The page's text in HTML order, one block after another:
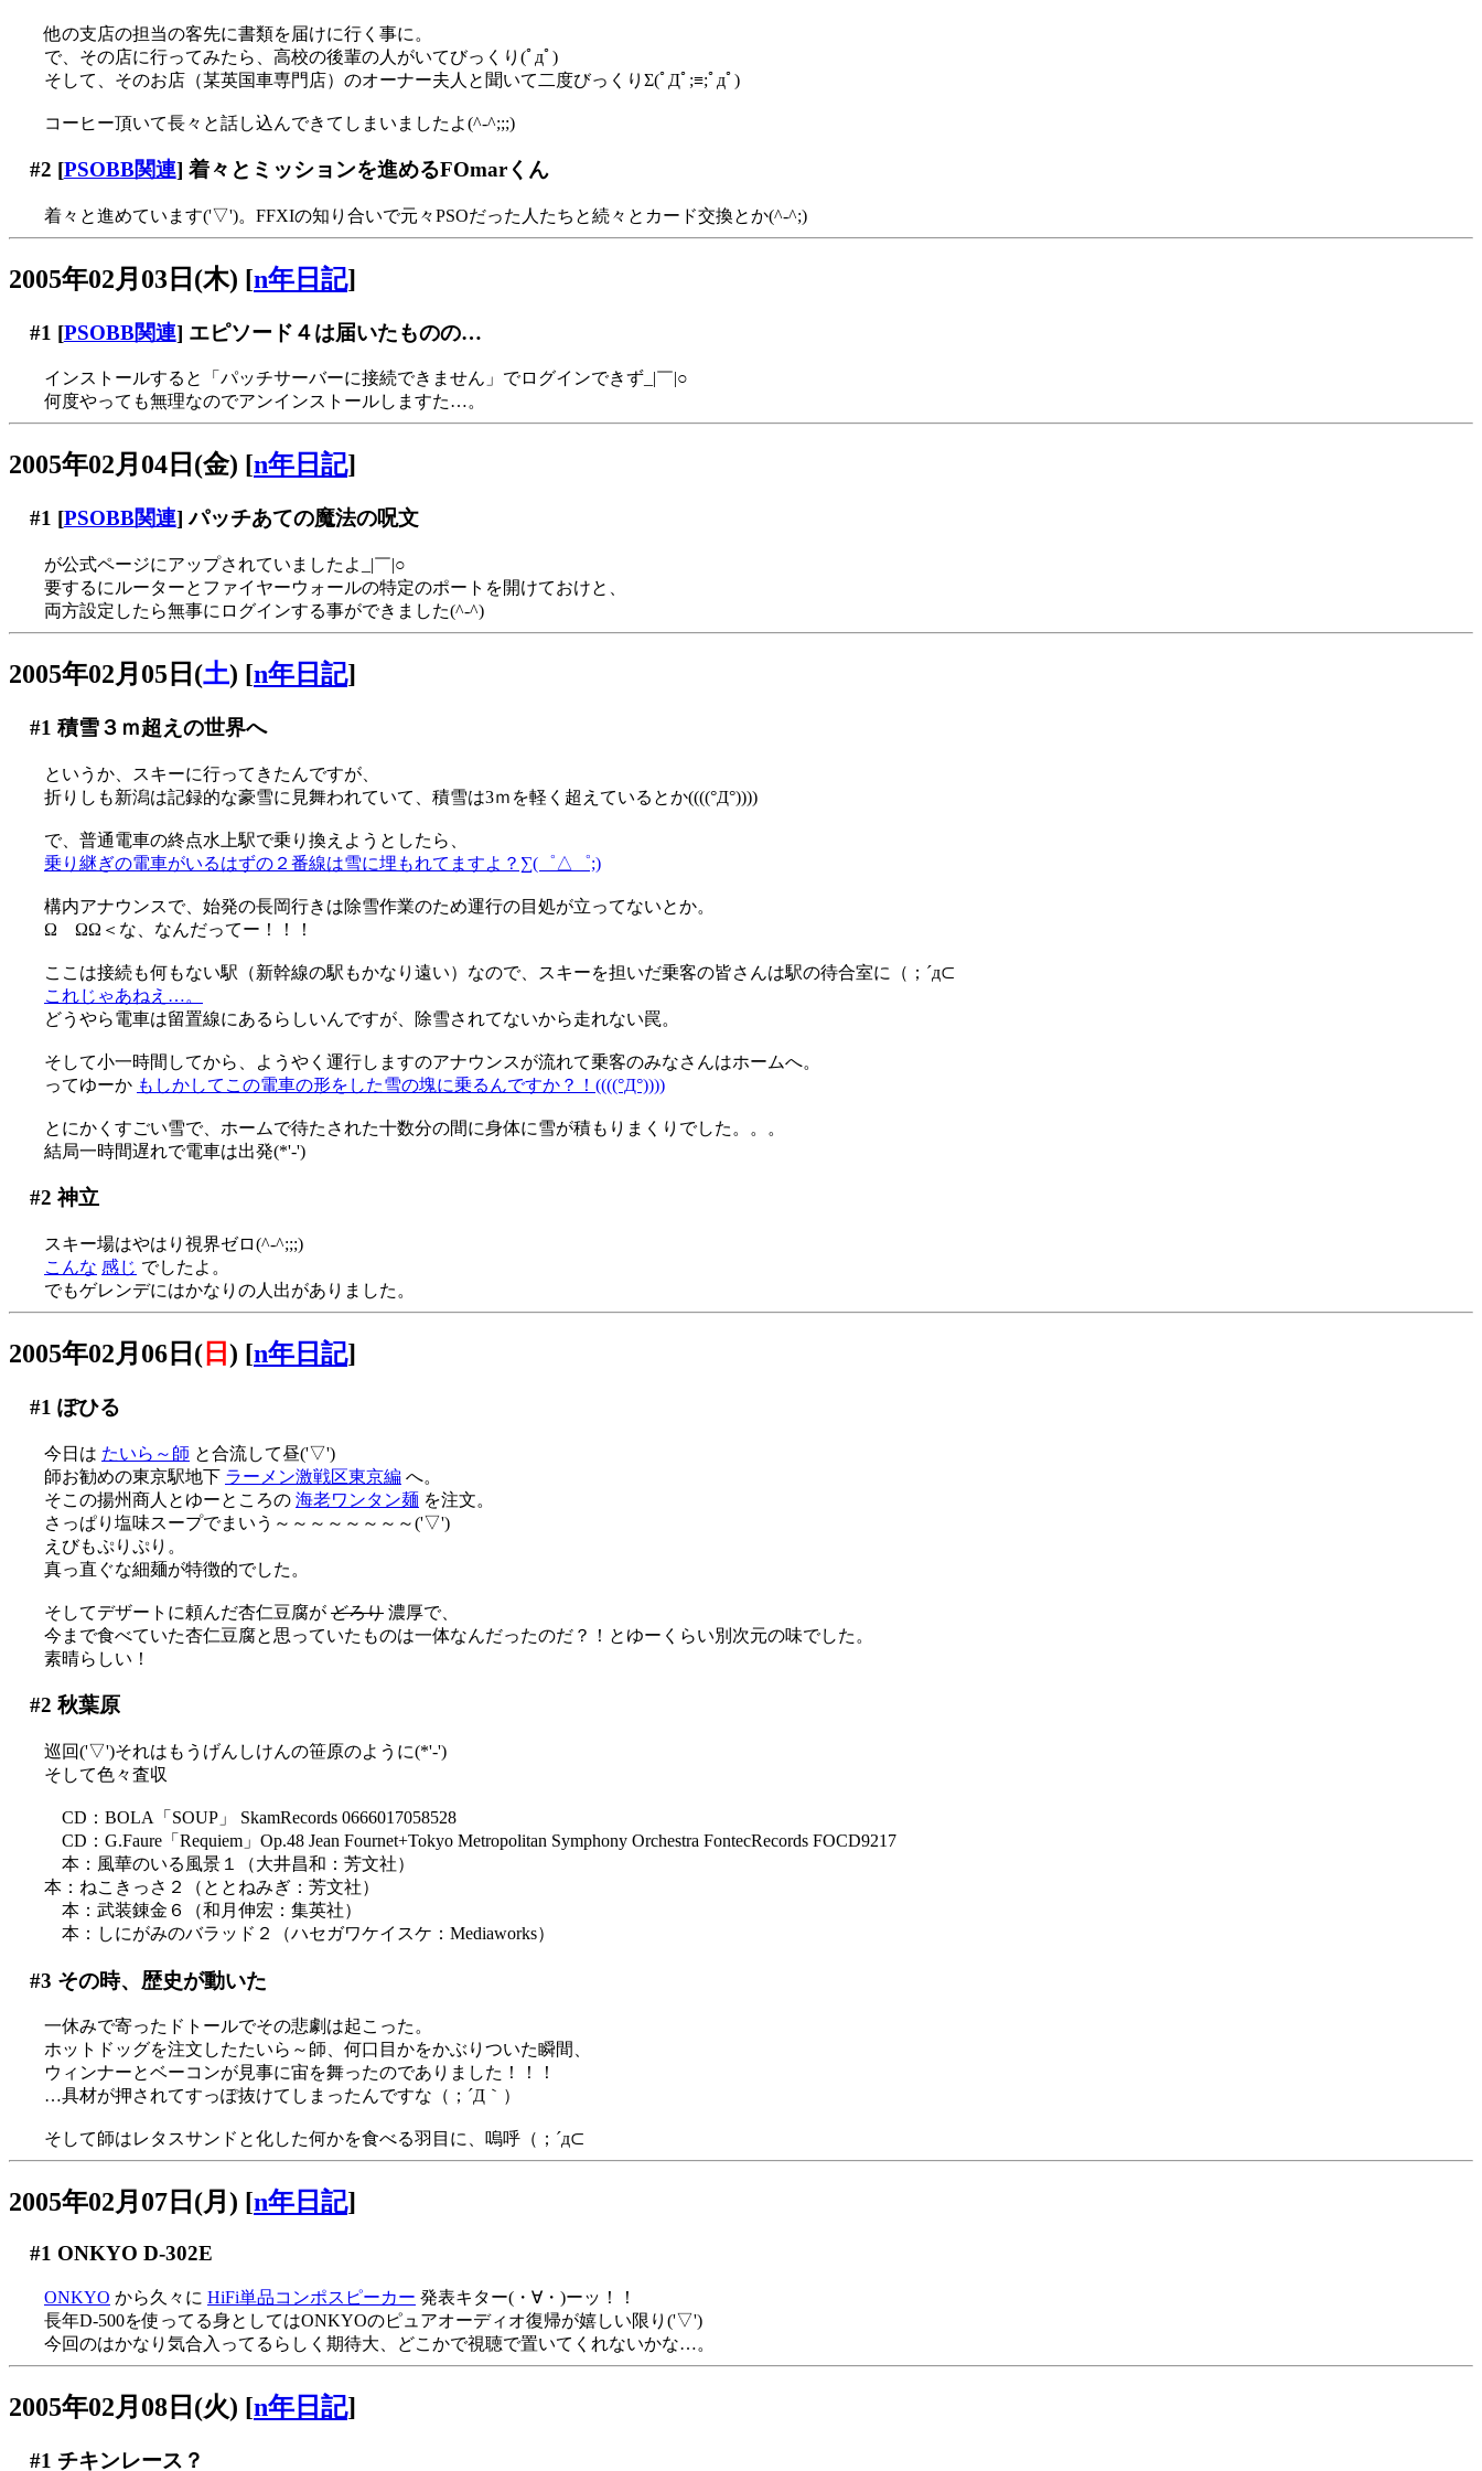
他の支店の担当の客先に書類を届けに行く事に。
で、その店に行ってみたら、高校の後輩の人がいてびっくり(ﾟдﾟ)
そして、そのお店（某英国車専門店）のオーナー夫人と聞いて二度びっくりΣ(ﾟДﾟ;≡;ﾟдﾟ)
コーヒー頂いて長々と話し込んできてしまいましたよ(^-^;;;)
#2 [PSOBB関連] 着々とミッションを進めるFOmarくん
着々と進めています('▽')。FFXIの知り合いで元々PSOだった人たちと続々とカード交換とか(^-^;)
2005年02月03日(木) [n年日記]
#1 [PSOBB関連] エピソード４は届いたものの…
インストールすると「パッチサーバーに接続できません」でログインできず_|￣|○
何度やっても無理なのでアンインストールしますた…。
2005年02月04日(金) [n年日記]
#1 [PSOBB関連] パッチあての魔法の呪文
が公式ページにアップされていましたよ_|￣|○
要するにルーターとファイヤーウォールの特定のポートを開けておけと、
両方設定したら無事にログインする事ができました(^-^)
2005年02月05日(土) [n年日記]
#1 積雪３ｍ超えの世界へ
というか、スキーに行ってきたんですが、
折りしも新潟は記録的な豪雪に見舞われていて、積雪は3ｍを軽く超えているとか((((°Д°))))
で、普通電車の終点水上駅で乗り換えようとしたら、
乗り継ぎの電車がいるはずの２番線は雪に埋もれてますよ？∑(゜△゜;)
構内アナウンスで、始発の長岡行きは除雪作業のため運行の目処が立ってないとか。
Ω ΩΩ＜な、なんだってー！！！
ここは接続も何もない駅（新幹線の駅もかなり遠い）なので、スキーを担いだ乗客の皆さんは駅の待合室に（；´д⊂
これじゃあねえ…。
どうやら電車は留置線にあるらしいんですが、除雪されてないから走れない罠。
そして小一時間してから、ようやく運行しますのアナウンスが流れて乗客のみなさんはホームへ。
ってゆーか もしかしてこの電車の形をした雪の塊に乗るんですか？！((((°Д°))))
とにかくすごい雪で、ホームで待たされた十数分の間に身体に雪が積もりまくりでした。。。
結局一時間遅れで電車は出発(*'-')
#2 神立
スキー場はやはり視界ゼロ(^-^;;;)
こんな 感じ でしたよ。
でもゲレンデにはかなりの人出がありました。
2005年02月06日( 日 ) [n年日記]
#1 ぽひる
今日は たいら～師 と合流して昼('▽')
師お勧めの東京駅地下 ラーメン激戦区東京編 へ。
そこの揚州商人とゆーところの 海老ワンタン麺 を注文。
さっぱり塩味スープでまいう～～～～～～～～('▽')
えびもぷりぷり。
真っ直ぐな細麺が特徴的でした。
そしてデザートに頼んだ杏仁豆腐が どろり 濃厚で、
今まで食べていた杏仁豆腐と思っていたものは一体なんだったのだ？！とゆーくらい別次元の味でした。
素晴らしい！
#2 秋葉原
巡回('▽')それはもうげんしけんの笹原のように(*'-')
そして色々査収
CD：BOLA「SOUP」 SkamRecords 0666017058528
CD：G.Faure「Requiem」Op.48 Jean Fournet+Tokyo Metropolitan Symphony Orchestra FontecRecords FOCD9217
本：風華のいる風景１（大井昌和：芳文社）
本：ねこきっさ２（ととねみぎ：芳文社）
本：武装錬金６（和月伸宏：集英社）
本：しにがみのバラッド２（ハセガワケイスケ：Mediaworks）
#3 その時、歴史が動いた
一休みで寄ったドトールでその悲劇は起こった。
ホットドッグを注文したたいら～師、何口目かをかぶりついた瞬間、
ウィンナーとベーコンが見事に宙を舞ったのでありました！！！
…具材が押されてすっぽ抜けてしまったんですな（；´Д｀）
そして師はレタスサンドと化した何かを食べる羽目に、嗚呼（；´д⊂
2005年02月07日(月) [n年日記]
#1 ONKYO D-302E
ONKYO から久々に HiFi単品コンポスピーカー 発表キター(・∀・)ーッ！！
長年D-500を使ってる身としてはONKYOのピュアオーディオ復帰が嬉しい限り('▽')
今回のはかなり気合入ってるらしく期待大、どこかで視聴で置いてくれないかな…。
2005年02月08日(火) [n年日記]
#1 チキンレース？